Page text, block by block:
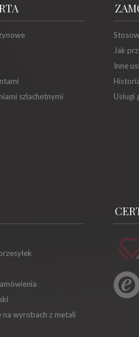
szlachetnymi
Jak
Inne
na wyrobach z metali